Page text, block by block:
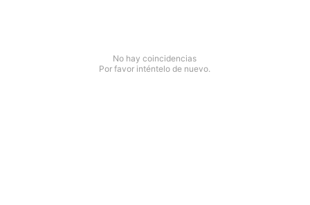
No hay coincidencias
Por favor inténtelo de nuevo.